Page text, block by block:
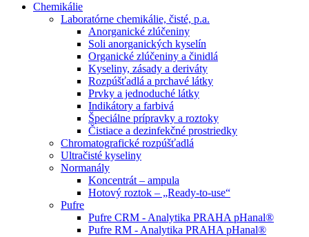
Chemikálie
Laboratórne chemikálie, čisté, p.a.
Anorganické zlúčeniny
Soli anorganických kyselín
Organické zlúčeniny a činidlá
Kyseliny, zásady a deriváty
Rozpúšťadlá a prchavé látky
Prvky a jednoduché látky
Indikátory a farbivá
Špeciálne prípravky a roztoky
Čistiace a dezinfekčné prostriedky
Chromatografické rozpúšťadlá
Ultračisté kyseliny
Normanály
Koncentrát – ampula
Hotový roztok – „Ready-to-use“
Pufre
Pufre CRM - Analytika PRAHA pHanal®
Pufre RM - Analytika PRAHA pHanal®